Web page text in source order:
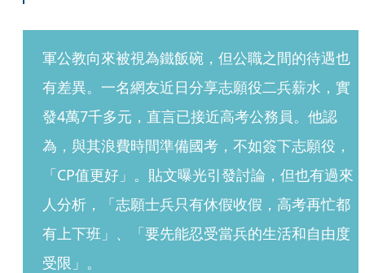
軍公教向來被視為鐵飯碗，但公職之間的待遇也
有差異。一名網友近日分享志願役二兵薪水，實
發4萬7千多元，直言已接近高考公務員。他認
為，與其浪費時間準備國考，不如簽下志願役，
「CP值更好」。貼文曝光引發討論，但也有過來
人分析，「志願士兵只有休假收假，高考再忙都
有上下班」、「要先能忍受當兵的生活和自由度
受限」。